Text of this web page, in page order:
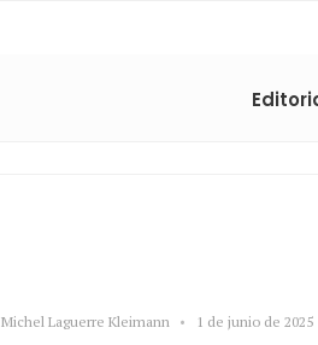
Michel Laguerre Kleimann • 1 de junio de 2025